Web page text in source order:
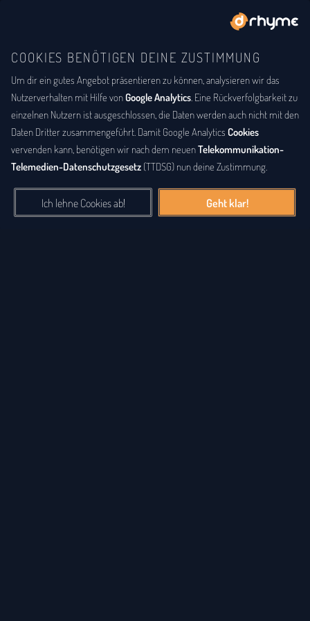
COOKIES BENÖTIGEN DEINE ZUSTIMMUNG
Um dir ein gutes Angebot präsentieren zu können, analysieren wir das
Nutzerverhalten mit Hilfe vonGoogle Analytics. Eine Rückverfolgbarkeit zu
einzelnen Nutzern ist ausgeschlossen, die Daten werden auch nicht mit den
Daten Dritter zusammengeführt. Damit Google Analytics Cookies
vervenden kann, benötigen wir nach dem neuenTelekommunikation-
Telemedien-Datenschutzgesetz (TTDSG) nun deine Zustimmung.
Ich lehne Cookies ab! Geht klar!
DU BIST DER LYRIKER
Gesammelte Lyrik
Eine große Sammlung an Gedichten, Lyriken, Songtexten, Raps
und anderen Werken. Die gesammelteLyrikder letzten Jahre,
alphabetisch nach Nutzernamen sortiert, findest du hier. Sei auch
Songtexte und Poesie.